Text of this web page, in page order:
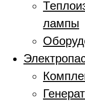
лампы